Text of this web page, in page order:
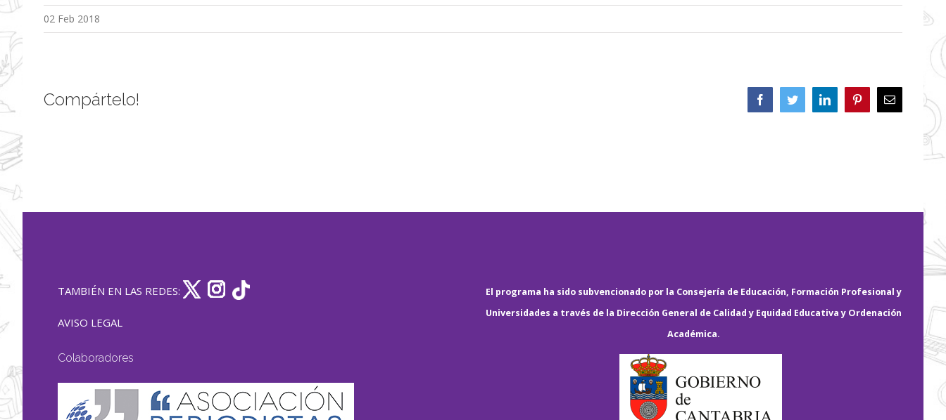
02 Feb 2018
Compártelo! FacebookTwitterLinkedIn PinterestCorreo
electrónico
TAMBIÉN EN LAS REDES:
AVISO LEGAL
Colaboradores
El programa ha sido subvencionado por la Consejería de Educación, Formación Profesional y
Universidades a través de la Dirección General de Calidad y Equidad Educativa y Ordenación
Académica.